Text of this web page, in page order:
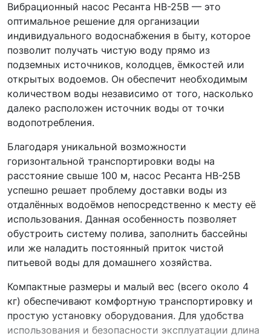
Вибрационный насос Ресанта НВ-25В — это
оптимальное решение для организации
индивидуального водоснабжения в быту, которое
позволит получать чистую воду прямо из
подземных источников, колодцев, ёмкостей или
открытых водоемов. Он обеспечит необходимым
количеством воды независимо от того, насколько
далеко расположен источник воды от точки
водопотребления.
Благодаря уникальной возможности
горизонтальной транспортировки воды на
расстояние свыше 100 м, насос Ресанта НВ-25В
успешно решает проблему доставки воды из
отдалённых водоёмов непосредственно к месту её
использования. Данная особенность позволяет
обустроить систему полива, заполнить бассейны
или же наладить постоянный приток чистой
питьевой воды для домашнего хозяйства.
Компактные размеры и малый вес (всего около 4
кг) обеспечивают комфортную транспортировку и
простую установку оборудования. Для удобства
использования и безопасности эксплуатации длина